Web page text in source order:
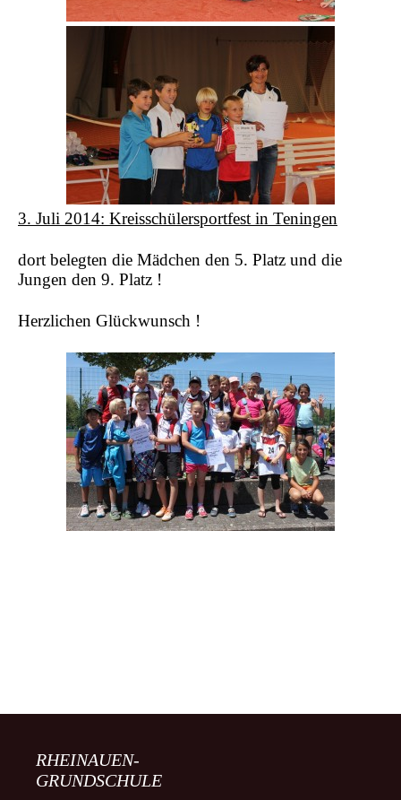
3. Juli 2014: Kreisschülersportfest in Teningen
dort belegten die Mädchen den 5. Platz und die
Jungen den 9. Platz !
Herzlichen Glückwunsch !
RHEINAUEN-
GRUNDSCHULE